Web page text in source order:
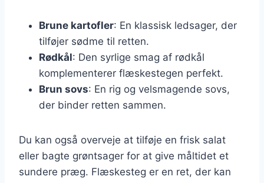
Brune kartofler: En klassisk ledsager, der
tilføjer sødme til retten.
Rødkål: Den syrlige smag af rødkål
komplementerer flæskestegen perfekt.
Brun sovs: En rig og velsmagende sovs,
der binder retten sammen.
Du kan også overveje at tilføje en frisk salat
eller bagte grøntsager for at give måltidet et
sundere præg. Flæskesteg er en ret, der kan